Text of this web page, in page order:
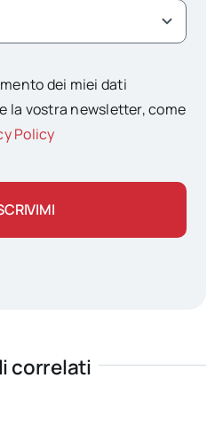
dei miei dati
la vostra newsletter, come
Policy
correlati